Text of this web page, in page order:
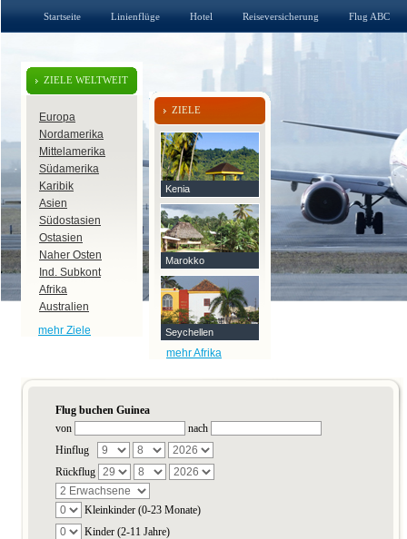
Startseite Linienflüge Hotel Reiseversicherung Flug ABC
ZIELE WELTWEIT
Europa
Nordamerika
Mittelamerika
Südamerika
Karibik
Asien
Südostasien
Ostasien
Naher Osten
Ind. Subkont
Afrika
Australien
mehr Ziele
ZIELE
Kenia
Marokko
Seychellen
mehr Afrika
Flug buchen Guinea
von
nach
Hinflug
Rückflug
Kleinkinder (0-23 Monate)
Kinder (2-11 Jahre)